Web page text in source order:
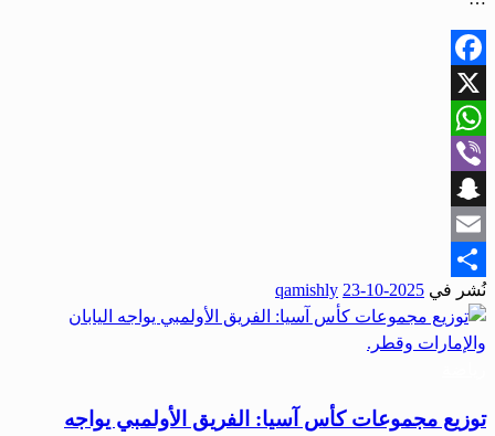
Facebook
X
WhatsApp
Viber
Snapchat
Email
Share
نُشر في 2025-10-23
qamishly
توزيع مجموعات كأس آسيا: الفريق الأولمبي يواجه